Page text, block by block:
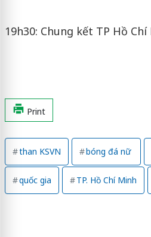
19h30: Chung kết TP Hồ
Print
than KSVN bóng đá nữ
quốc gia TP. Hồ Chí Minh